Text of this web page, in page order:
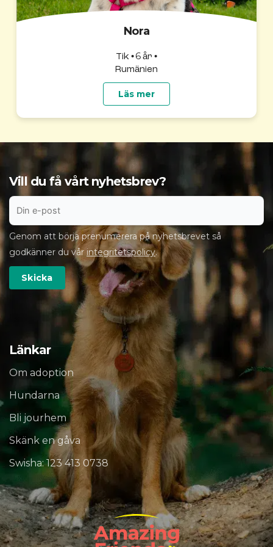
Nora
Tik • 6 år •
Rumänien
Läs mer
Länkar
Om adoption
Hundarna
Bli jourhem
Skänk en gåva
Swisha: 123 413 0738
Vill du få vårt nyhetsbrev?
Genom att börja prenumerera på nyhetsbrevet så
godkänner du vår integritetspolicy.